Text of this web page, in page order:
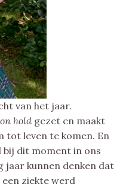
van het jaar.
on hold gezet en maakt
tot leven te komen. En
bij dit moment in ons
jaar kunnen denken dat
een ziekte werd